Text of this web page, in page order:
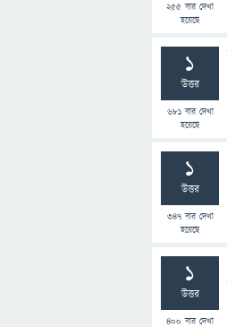
255 বার দেখা
হয়েছে
1
উত্তর
681বার দেখা
হয়েছে
1
উত্তর
347বার দেখা
হয়েছে
1
উত্তর
400 বার দেখা